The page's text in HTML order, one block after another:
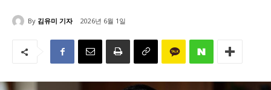
By 김유미 기자 2026년 6월 1일